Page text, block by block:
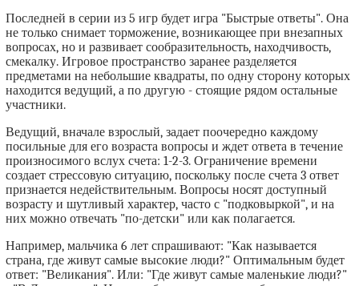
Последней в серии из 5 игр будет игра "Быстрые ответы". Она
не только снимает торможение, возникающее при внезапных
вопросах, но и развивает сообразительность, находчивость,
смекалку. Игровое пространство заранее разделяется
предметами на небольшие квадраты, по одну сторону которых
находится ведущий, а по другую - стоящие рядом остальные
участники.
Ведущий, вначале взрослый, задает поочередно каждому
посильные для его возраста вопросы и ждет ответа в течение
произносимого вслух счета: 1-2-3. Ограничение времени
создает стрессовую ситуацию, поскольку после счета 3 ответ
признается недействительным. Вопросы носят доступный
возрасту и шутливый характер, часто с "подковыркой", и на
них можно отвечать "по-детски" или как полагается.
Например, мальчика 6 лет спрашивают: "Как называется
страна, где живут самые высокие люди?" Оптимальным будет
ответ: "Великания". Или: "Где живут самые маленькие люди?"